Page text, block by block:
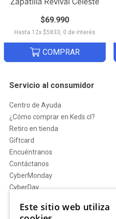
ENVIAR COMENTARIO
$69.990
Hasta 12x $5833, 0 de interés
COMPRAR
Servicio al consumidor
Centro de Ayuda
¿Cómo comprar en Keds.cl?
Retiro en tienda
Giftcard
Encuéntranos
Contáctanos
CyberMonday
CyberDay
Este sitio web utiliza